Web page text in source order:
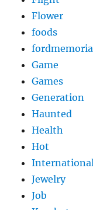
Flower
foods
Game
Games
Generation
Haunted
Health
Hot
International
Jewelry
Job